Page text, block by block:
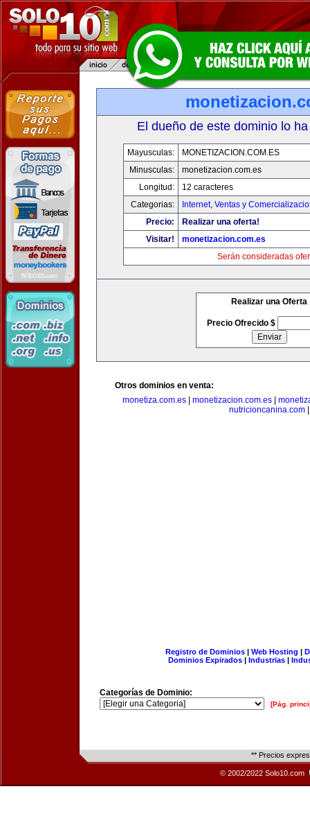
El dueño de este dominio lo
Mayusculas:
MONETIZACION.COM.ES
Minusculas:
monetizacion.com.es
Longitud:
12 caracteres
Categorias:
Internet, Ventas y
Precio:
Realizar una oferta!
Visitar!
monetizacion.com.es
Serán consideradas
Realizar una Oferta
Precio Ofrecido $
Otros dominios en venta:
monetiza.com.es| monetizacion.com.es|
nutricioncanina.com
Registro de Dominios| Web Hosting |
Dominios Expirados | Industrias |
Categorías de Dominio:
[Pág.
** Precios
© 2002/2022 Solo10.com